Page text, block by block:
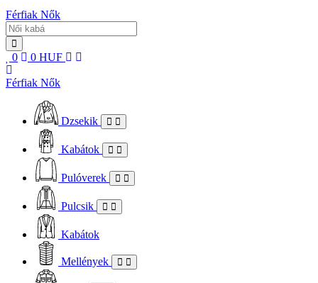
Férfiak Nők
0 0 HUF
Férfiak Nők
Dzsekik
Kabátok
Pulóverek
Pulcsik
Kabátok
Mellények